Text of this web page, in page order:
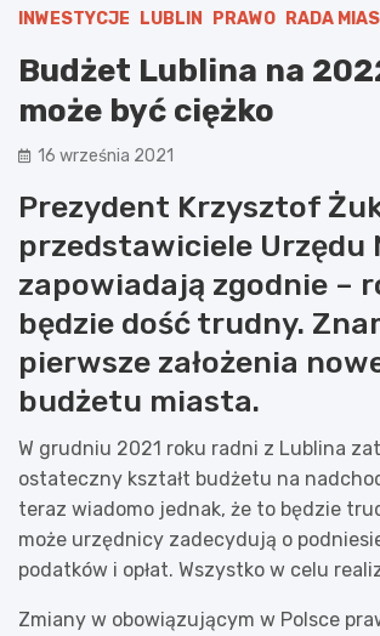
INWESTYCJE LUBLIN PRAWO RADA
Budżet Lublina na
może być ciężko
16 września 2021
Prezydent Krzysztof
przedstawiciele Urzędu
zapowiadają zgodnie –
będzie dość trudny.
pierwsze założenia
budżetu miasta.
W grudniu 2021 roku radni z Lublina
ostateczny kształt budżetu na
teraz wiadomo jednak, że to będzie
może urzędnicy zadecydują o
podatków i opłat. Wszystko w celu
Zmiany w obowiązującym w Polsce